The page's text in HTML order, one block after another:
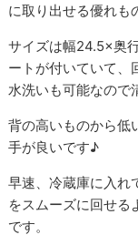
に取り出せる優れも
サイズは幅24.5×奥
ートが付いていて、
水洗いも可能なので
背の高いものから低
手が良いです♪
早速、冷蔵庫に入れ
をスムーズに回せる
です。